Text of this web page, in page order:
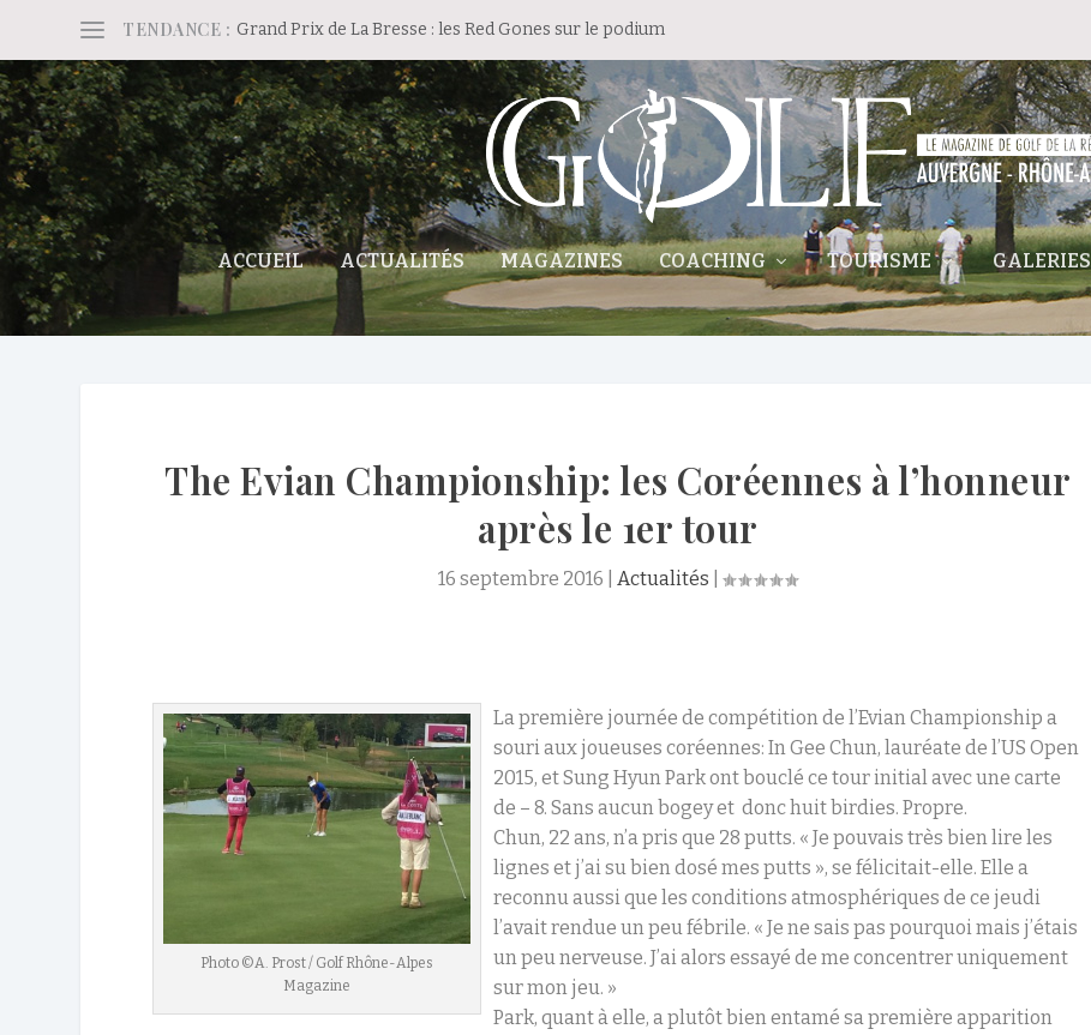
TENDANCE : Grand Prix de La Bresse : les Red Gones sur le podium
ACCUEIL ACTUALITÉS MAGAZINES COACHING TOURISME GALERIES
The Evian Championship: les Coréennes à l’honneur
après le 1er tour
16 septembre 2016 |Actualités |
Photo ©A. Prost / Golf Rhône-Alpes
Magazine
La première journée de compétition de l’Evian Championship a
souri aux joueuses coréennes: In Gee Chun, lauréate de l’US Open
2015, et Sung Hyun Park ont bouclé ce tour initial avec une carte
de – 8. Sans aucun bogey et donc huit birdies. Propre.
Chun, 22 ans, n’a pris que 28 putts. « Je pouvais très bien lire les
lignes et j’ai su bien dosé mes putts », se félicitait-elle. Elle a
reconnu aussi que les conditions atmosphériques de ce jeudi
l’avait rendue un peu fébrile. « Je ne sais pas pourquoi mais j’étais
un peu nerveuse. J’ai alors essayé de me concentrer uniquement
sur mon jeu. »
Park, quant à elle, a plutôt bien entamé sa première apparition